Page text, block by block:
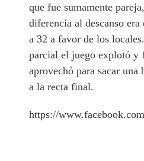
que fue sumamente
diferencia al descanso
a 32 a favor de los
parcial el juego explotó y
aprovechó para sacar una
a la recta final.
https://